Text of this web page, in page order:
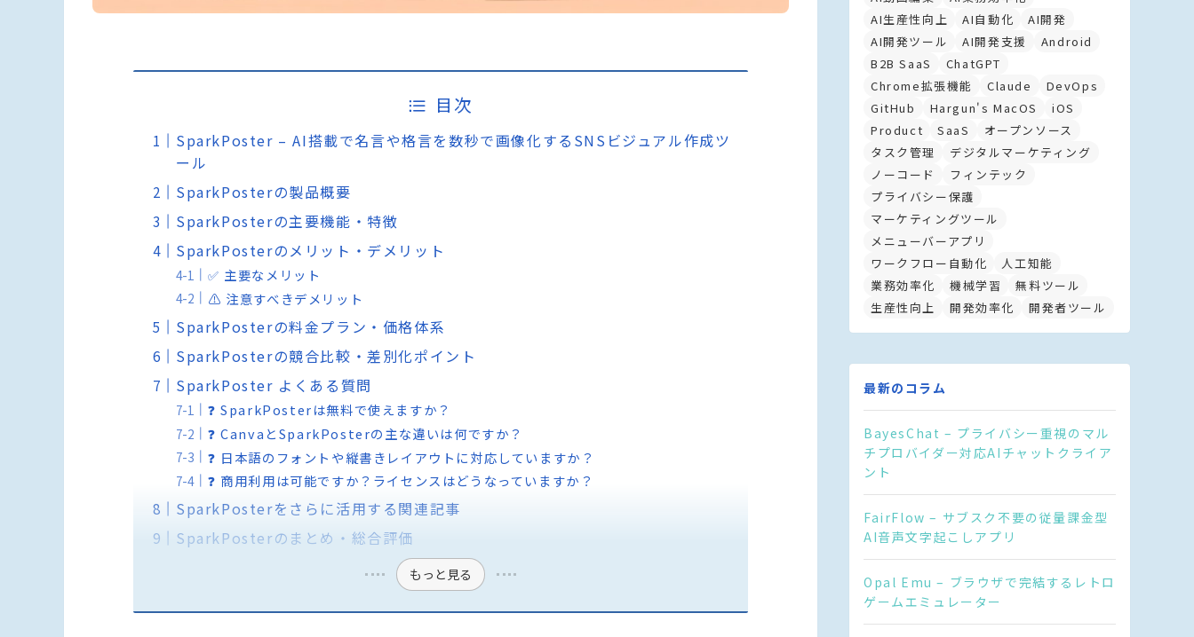
目次
SparkPoster – AI搭載で名言や格言を数秒で画像化するSNSビジュアル作成ツ
ール
SparkPosterの製品概要
SparkPosterの主要機能・特徴
SparkPosterのメリット・デメリット
✅ 主要なメリット
⚠️ 注意すべきデメリット
SparkPosterの料金プラン・価格体系
SparkPosterの競合比較・差別化ポイント
SparkPoster よくある質問
❓ SparkPosterは無料で使えますか？
❓ CanvaとSparkPosterの主な違いは何ですか？
❓ 日本語のフォントや縦書きレイアウトに対応していますか？
❓ 商用利用は可能ですか？ライセンスはどうなっていますか？
SparkPosterをさらに活用する関連記事
SparkPosterのまとめ・総合評価
もっと見る
AI生産性向上
AI自動化
AI開発
AI開発ツール
AI開発支援
Android
B2B SaaS
ChatGPT
Chrome拡張機能
Claude
DevOps
GitHub
Hargun's MacOS
iOS
Product
SaaS
オープンソース
タスク管理
デジタルマーケティング
ノーコード
フィンテック
プライバシー保護
マーケティングツール
メニューバーアプリ
ワークフロー自動化
人工知能
業務効率化
機械学習
無料ツール
生産性向上
開発効率化 開発者ツール
最新のコラム
BayesChat – プライバシー重視のマル
チプロバイダー対応AIチャットクライア
ント
FairFlow – サブスク不要の従量課金型
AI音声文字起こしアプリ
Opal Emu – ブラウザで完結するレトロ
ゲームエミュレーター